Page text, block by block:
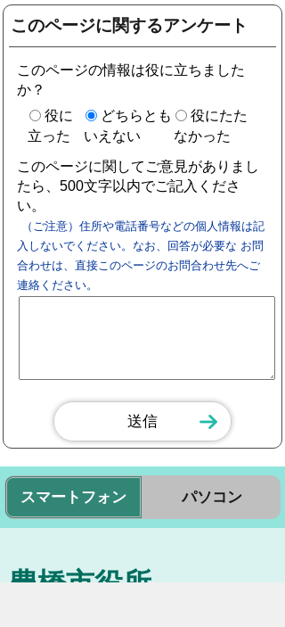
このページに関するアンケート
このページの情報は役に立ちました
か？
役に
立った
どちらとも
いえない
役にたた
なかった
このページに関してご意見がありまし
たら、500文字以内でご記入くださ
い。
（ご注意）住所や電話番号などの個人情報は記
入しないでください。なお、回答が必要な お問
合わせは、直接このページのお問合わせ先へご
連絡ください。
スマートフォン パソコン
豊橋市役所